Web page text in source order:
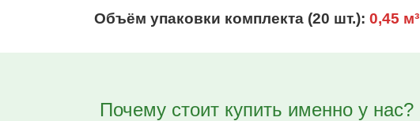
Объём упаковки комплекта (20 шт.): 0,45 м³
Почему стоит купить именно у нас?